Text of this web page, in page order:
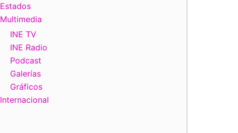
Estados
Multimedia
INE TV
INE Radio
Podcast
Galerías
Gráficos
Internacional